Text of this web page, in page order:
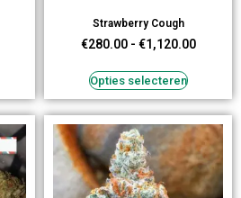
Strawberry Cough
€280.00 - €1,120.00
Opties selecteren